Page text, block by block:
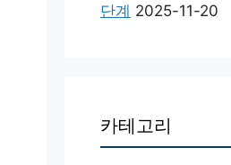
단계 2025-11-20
카테고리